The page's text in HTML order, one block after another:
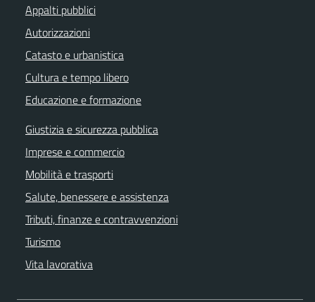
Appalti pubblici
Autorizzazioni
Catasto e urbanistica
Cultura e tempo libero
Educazione e formazione
Giustizia e sicurezza pubblica
Imprese e commercio
Mobilità e trasporti
Salute, benessere e assistenza
Tributi, finanze e contravvenzioni
Turismo
Vita lavorativa